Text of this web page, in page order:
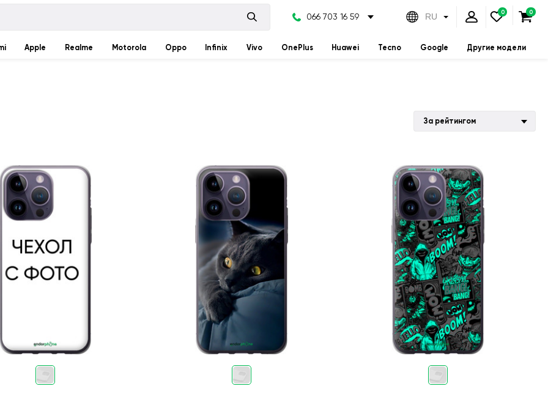
066 703 16 59 RU
Apple Realme Motorola Oppo Infinix Vivo OnePlus Huawei Tecno Google Другие модели
За рейтингом